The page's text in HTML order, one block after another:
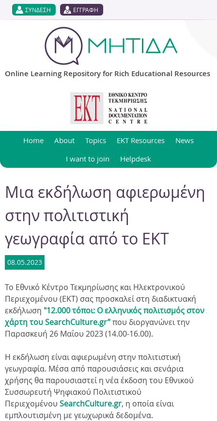
Jump to navigation
ΣΥΝΔΕΣΗ ΕΓΓΡΑΦΗ
Online Learning Repository for Rich Educational Resources
Home About Topics EKT Resources
News
I want to join
Helpdesk
Μια εκδήλωση αφιερωμένη
στην πολιτιστική
γεωγραφία από το ΕΚΤ
08.05.2023
Το Εθνικό Κέντρο Τεκμηρίωσης και Ηλεκτρονικού
Περιεχομένου (ΕΚΤ) σας προσκαλεί στη διαδικτυακή
εκδήλωση "12.000 τόποι: O ελληνικός πολιτισμός στον
χάρτη του SearchCulture.gr”που διοργανώνει την
Παρασκευή 26 Μαΐου 2023 (14.00-16.00).
Η εκδήλωση είναι αφιερωμένη στην πολιτιστική
γεωγραφία. Μέσα από παρουσιάσεις και σενάρια
χρήσης θα παρουσιαστεί η νέα έκδοση του Εθνικού
Συσσωρευτή Ψηφιακού Πολιτιστικού
Περιεχομένου SearchCulture.gr, η οποία είναι
εμπλουτισμένη με γεωχωρικά δεδομένα.